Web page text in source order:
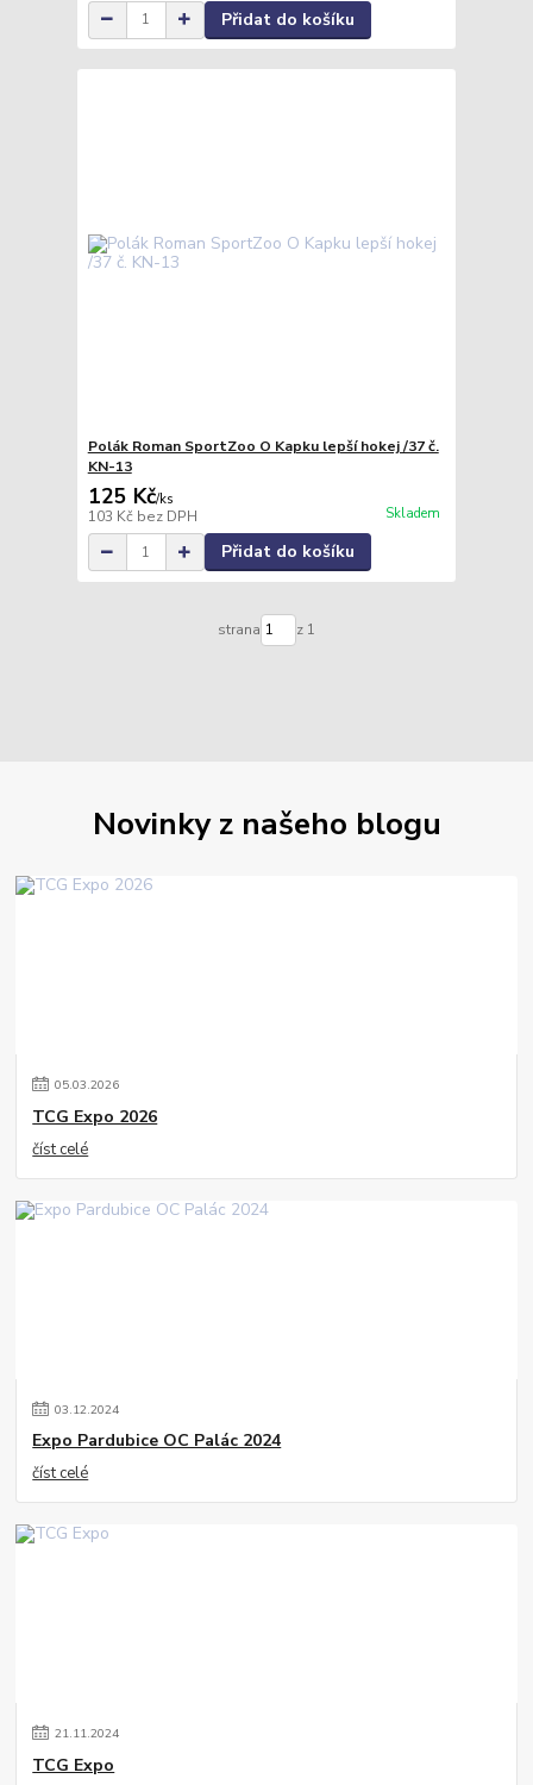
Přidat do košíku
Polák Roman SportZoo O Kapku lepší hokej /37 č.
KN-13
125 Kč/ks
103 Kč bez DPH Skladem
Přidat do košíku
strana z 1
Novinky z našeho blogu
05.03.2026
TCG Expo 2026
číst celé
03.12.2024
Expo Pardubice OC Palác 2024
číst celé
21.11.2024
TCG Expo